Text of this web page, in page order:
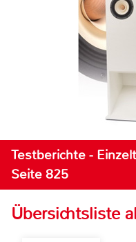
Testberichte -
Seite 825
Übersichtsliste